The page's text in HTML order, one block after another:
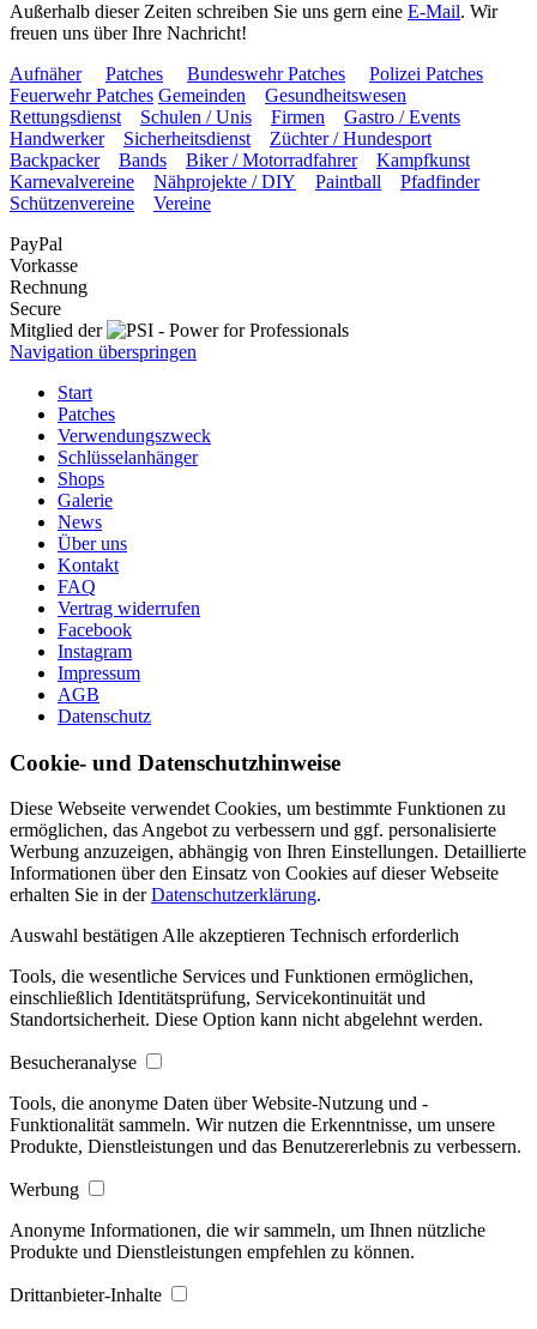
Außerhalb dieser Zeiten schreiben Sie uns gern eine E-Mail. Wir
freuen uns über Ihre Nachricht!
Aufnäher
Patches Bundeswehr Patches
Polizei Patches
Feuerwehr Patches Gemeinden
Gesundheitswesen
Rettungsdienst
Schulen / Unis Firmen
Gastro / Events
Handwerker
Sicherheitsdienst
Züchter / Hundesport
Backpacker
Bands Biker / Motorradfahrer
Kampfkunst
Karnevalvereine
Nähprojekte / DIY Paintball
Pfadfinder
Schützenvereine
Vereine
PayPal
Vorkasse
Rechnung
Secure
Mitglied der
Navigation überspringen
Start
Patches
Verwendungszweck
Schlüsselanhänger
Shops
Galerie
News
Über uns
Kontakt
FAQ
Vertrag widerrufen
Facebook
Instagram
Impressum
AGB
Datenschutz
Cookie- und Datenschutzhinweise
Diese Webseite verwendet Cookies, um bestimmte Funktionen zu
ermöglichen, das Angebot zu verbessern und ggf. personalisierte
Werbung anzuzeigen, abhängig von Ihren Einstellungen. Detaillierte
Informationen über den Einsatz von Cookies auf dieser Webseite
erhalten Sie in derDatenschutzerklärung.
Auswahl bestätigen Alle akzeptieren Technisch erforderlich
Tools, die wesentliche Services und Funktionen ermöglichen,
einschließlich Identitätsprüfung, Servicekontinuität und
Standortsicherheit. Diese Option kann nicht abgelehnt werden.
Besucheranalyse
Tools, die anonyme Daten über Website-Nutzung und -
Funktionalität sammeln. Wir nutzen die Erkenntnisse, um unsere
Produkte, Dienstleistungen und das Benutzererlebnis zu verbessern.
Werbung
Anonyme Informationen, die wir sammeln, um Ihnen nützliche
Produkte und Dienstleistungen empfehlen zu können.
Drittanbieter-Inhalte